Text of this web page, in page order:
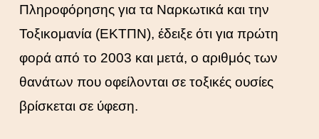
Πληροφόρησης για τα Ναρκωτικά και την
Τοξικομανία (ΕΚΤΠΝ), έδειξε ότι για πρώτη
φορά από το 2003 και μετά, ο αριθμός των
θανάτων που οφείλονται σε τοξικές ουσίες
βρίσκεται σε ύφεση.